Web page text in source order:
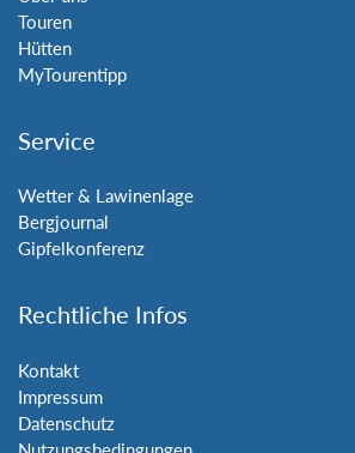
Touren
Hütten
MyTourentipp
Service
Wetter & Lawinenlage
Bergjournal
Gipfelkonferenz
Rechtliche Infos
Kontakt
Impressum
Datenschutz